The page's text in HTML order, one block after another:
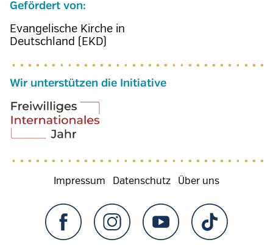
Gefördert von:
Evangelische Kirche in
Deutschland (EKD)
Wir unterstützen die Initiative
Fußzeilenmenü
Impressum Datenschutz Über uns